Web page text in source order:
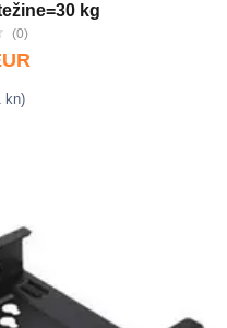
kg
(0)
kn)